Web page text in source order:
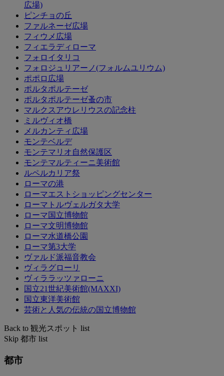
広場)
ピンチョの丘
ファルネーゼ広場
フィウメ広場
フィエラディローマ
フォロイタリコ
フォロジュリアーノ(フォルムユリウム)
ポポロ広場
ポルタポルテーゼ
ポルタポルテーゼ蚤の市
マルクスアウレリウスの記念柱
ミルヴィオ橋
メルカンティ広場
モンテベルデ
モンテマリオ自然保護区
モンテマルティーニ美術館
ルペルカリア祭
ローマの港
ローマエストショッピングセンター
ローマトルヴェルガタ大学
ローマ国立博物館
ローマ文明博物館
ローマ水道橋公園
ローマ第3大学
ヴァルド派福音教会
ヴィラグローリ
ヴィララッツァローニ
国立21世紀美術館(MAXXI)
国立東洋美術館
芸術と人気の伝統の国立博物館
Back to 観光スポット list
Skip 都市 list
都市